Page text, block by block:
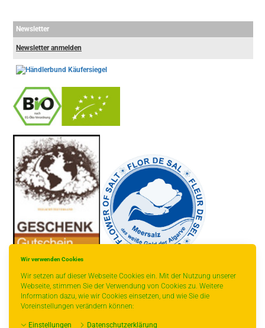
Wir verwenden Cookies
Wir setzen auf dieser Webseite Cookies ein. Mit der Nutzung unserer
Webseite, stimmen Sie der Verwendung von Cookies zu. Weitere
Information dazu, wie wir Cookies einsetzen, und wie Sie die
Voreinstellungen verändern können:
Einstellungen Datenschutzerklärung
Newsletter
Newsletter anmelden
* gilt für Lieferungen innerhalb Deutschlands, Lieferzeiten für andere